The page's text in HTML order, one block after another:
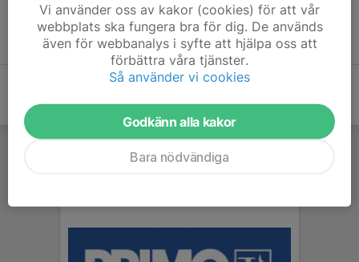
Vi använder oss av kakor (cookies) för att vår
webbplats ska fungera bra för dig. De används
även för webbanalys i syfte att hjälpa oss att
förbättra våra tjänster.
Så använder vi cookies
Godkänn alla kakor
Bara nödvändiga